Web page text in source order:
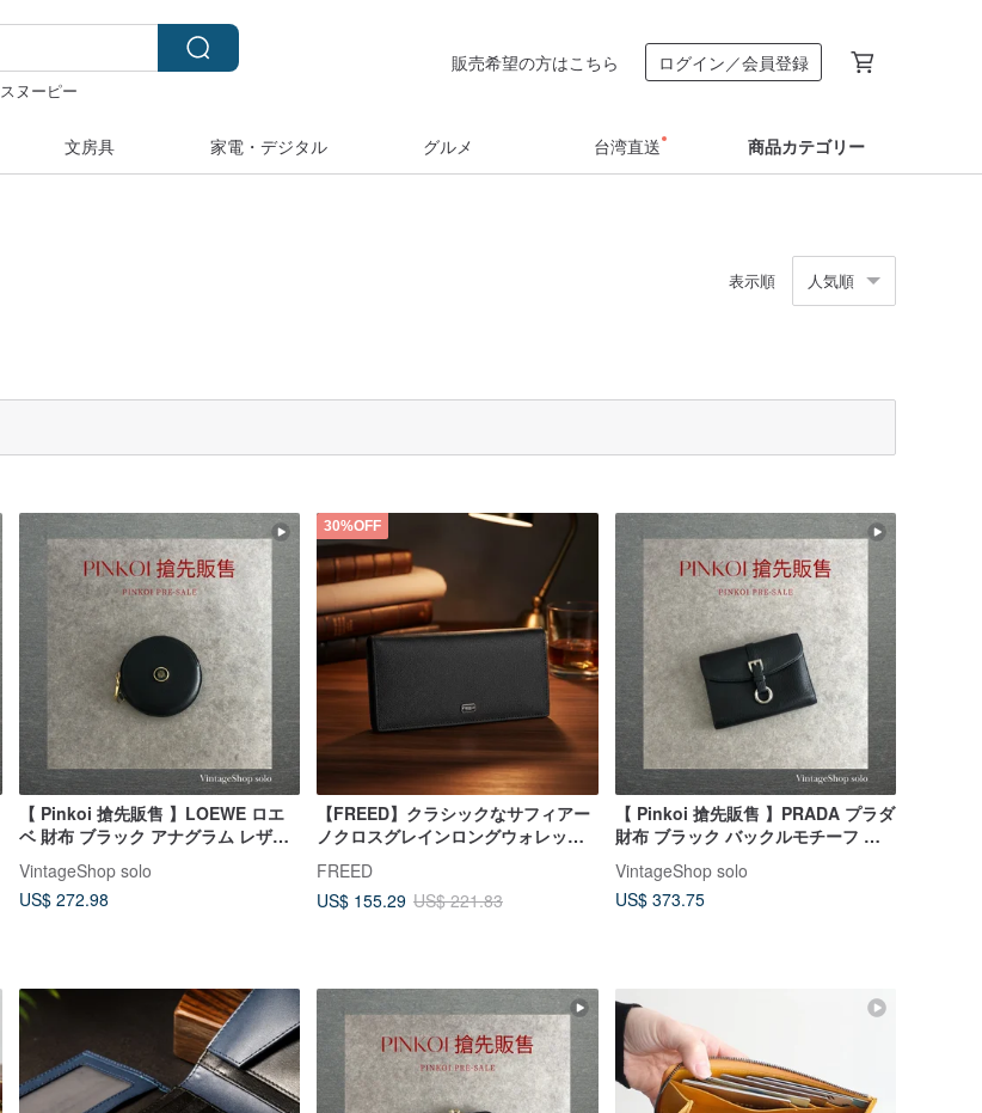
スヌーピー
販売希望の方はこちら ログイン／会員登録
文房具 家電・デジタル グルメ 台湾直送 商品カテゴリー
表示順 人気順
【 Pinkoi 搶先販售 】LOEWE ロエ
ベ 財布 ブラック アナグラム レザー
オールド 84bggt
VintageShop solo
US$ 272.98
30%OFF
【FREED】クラシックなサフィアー
ノクロスグレインロングウォレット -
FREED
US$ 155.29 US$ 221.83
【 Pinkoi 搶先販售 】PRADA プラダ
財布 ブラック バックルモチーフ レ
k574bi
VintageShop solo
US$ 373.75